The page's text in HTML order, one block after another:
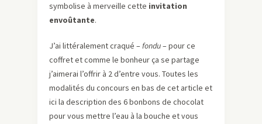
symbolise à merveille cette invitation
envoûtante.
J’ai littéralement craqué –fondu– pour ce
coffret et comme le bonheur ça se partage
j’aimerai l’offrir à 2 d’entre vous. Toutes les
modalités du concours en bas de cet article et
ici la description des 6 bonbons de chocolat
pour vous mettre l’eau à la bouche et vous